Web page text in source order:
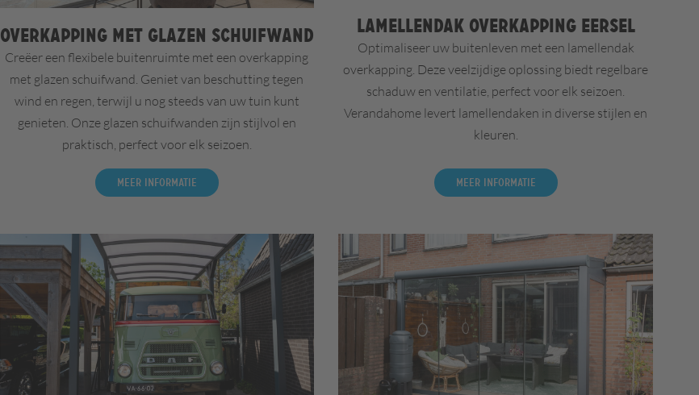
Overkapping met glazen schuifwand
Creëer een flexibele buitenruimte met een overkapping
met glazen schuifwand. Geniet van beschutting tegen
wind en regen, terwijl u nog steeds van uw tuin kunt
genieten. Onze glazen schuifwanden zijn stijlvol en
praktisch, perfect voor elk seizoen.
Meer informatie
Lamellendak overkapping Eersel
Optimaliseer uw buitenleven met een lamellendak
overkapping. Deze veelzijdige oplossing biedt regelbare
schaduw en ventilatie, perfect voor elk seizoen.
Verandahome levert lamellendaken in diverse stijlen en
kleuren.
Meer informatie